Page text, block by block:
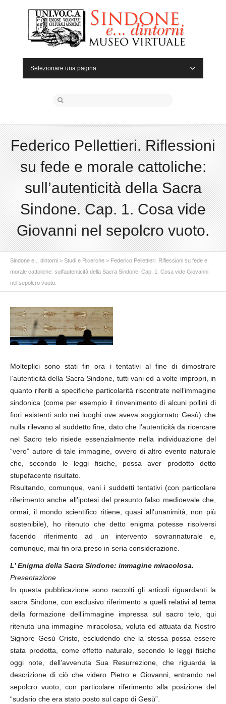
Selezionare una pagina
Federico Pellettieri. Riflessioni
su fede e morale cattoliche:
sull’autenticità della Sacra
Sindone. Cap. 1. Cosa vide
Giovanni nel sepolcro vuoto.
Sindone e... dintorni > Studi e Ricerche > Federico Pellettieri. Riflessioni su fede e
morale cattoliche: sull’autenticità della Sacra Sindone. Cap. 1. Cosa vide Giovanni
nel sepolcro vuoto.
Molteplici sono stati fin ora i tentativi al fine di dimostrare
l’autenticità della Sacra Sindone, tutti vani ed a volte impropri, in
quanto riferiti a specifiche particolarità riscontrate nell’immagine
sindonica (come per esempio il rinvenimento di alcuni pollini di
fiori esistenti solo nei luoghi ove aveva soggiornato Gesù) che
nulla rilevano al suddetto fine, dato che l’autenticità da ricercare
nel Sacro telo risiede essenzialmente nella individuazione del
“vero” autore di tale immagine, ovvero di altro evento naturale
che, secondo le leggi fisiche, possa aver prodotto detto
stupefacente risultato.
Risultando, comunque, vani i suddetti tentativi (con particolare
riferimento anche all’ipotesi del presunto falso medioevale che,
ormai, il mondo scientifico ritiene, quasi all’unanimità, non più
sostenibile), ho ritenuto che detto enigma potesse risolversi
facendo riferimento ad un intervento sovrannaturale e,
comunque, mai fin ora preso in seria considerazione.
L’ Enigma della Sacra Sindone: immagine miracolosa.
Presentazione
In questa pubblicazione sono raccolti gli articoli riguardanti la
sacra Sindone, con esclusivo riferimento a quelli relativi al tema
della formazione dell’immagine impressa sul sacro telo, qui
ritenuta una immagine miracolosa, voluta ed attuata da Nostro
Signore Gesù Cristo, escludendo che la stessa possa essere
stata prodotta, come effetto naturale, secondo le leggi fisiche
oggi note, dell’avvenuta Sua Resurrezione, che riguarda la
descrizione di ciò che videro Pietro e Giovanni, entrando nel
sepolcro vuoto, con particolare riferimento alla posizione del
“sudario che era stato posto sul capo di Gesù”.